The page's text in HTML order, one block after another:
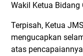
Wakil Ketua
Terpisah, Ketua
mengucapkan
atas